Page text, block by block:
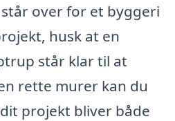
over for et byggeri
husk at en
står klar til at
rette murer kan du
projekt bliver både